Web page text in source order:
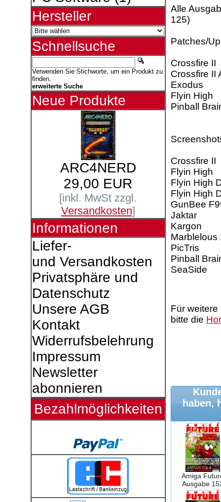
Hersteller
Schnellsuche
Verwenden Sie Stichworte, um ein Produkt zu
finden.
erweiterte Suche
Neue Produkte
ARC4NERD
29,00 EUR
[inkl. MwSt zzgl.
Versandkosten]
Informationen
Liefer-
und Versandkosten
Privatsphäre und
Datenschutz
Unsere AGB
Kontakt
Widerrufsbelehrung
Impressum
Newsletter
abonnieren
Bezahlmöglichkeiten
Alle
125)
Patches/
Crossfire II
Crossfire II
Exodus
Flyin High
Pinball
Crossfire II
Flyin High
Flyin High
Flyin High
GunBee
Jaktar
Kargon
Marblelous
PicTris
Pinball
SeaSide
Für
bitte die
haben,
Amiga
Ausgabe